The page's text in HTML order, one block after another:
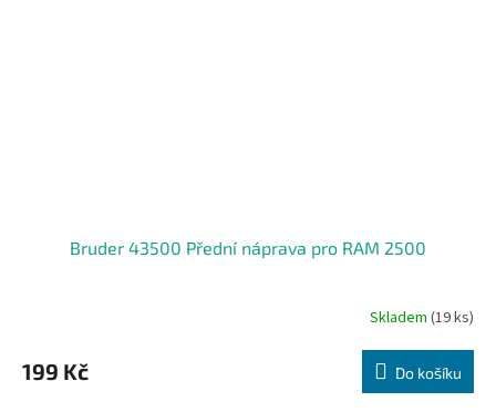
Bruder 43500 Přední náprava pro RAM 2500
produktu
je
Skladem(19 ks)
199 Kč Do košíku